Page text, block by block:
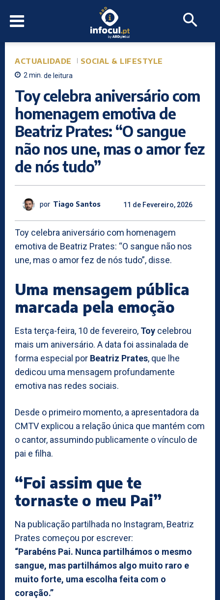
ACTUALIDADE SOCIAL & LIFESTYLE
2min. de leitura
Toy celebra aniversário com
homenagem emotiva de
Beatriz Prates: “O sangue
não nos une, mas o amor fez
de nós tudo”
por Tiago Santos 11 de Fevereiro, 2026
Toy celebra aniversário com homenagem
emotiva de Beatriz Prates: “O sangue não nos
une, mas o amor fez de nós tudo”, disse.
Uma mensagem pública
marcada pela emoção
Esta terça-feira, 10 de fevereiro, Toy celebrou
mais um aniversário. A data foi assinalada de
forma especial por Beatriz Prates, que lhe
dedicou uma mensagem profundamente
emotiva nas redes sociais.
Desde o primeiro momento, a apresentadora da
CMTV explicou a relação única que mantém com
o cantor, assumindo publicamente o vínculo de
pai e filha.
“Foi assim que te
tornaste o meu Pai”
Na publicação partilhada no Instagram, Beatriz
Prates começou por escrever:
“Parabéns Pai. Nunca partilhámos o mesmo
sangue, mas partilhámos algo muito raro e
muito forte, uma escolha feita com o
coração.”